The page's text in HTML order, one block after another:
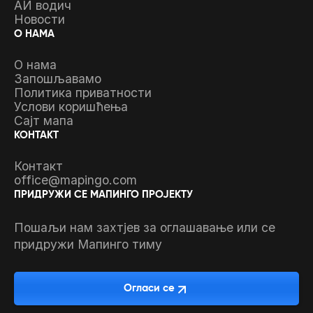
АИ водич
Новости
О НАМА
О нама
Запошљавамо
Политика приватности
Услови коришћења
Сајт мапа
КОНТАКТ
Контакт
office@mapingo.com
ПРИДРУЖИ СЕ МАПИНГО ПРОЈЕКТУ
Пошаљи нам захтјев за оглашавање или се
придружи Мапинго тиму
Огласи се